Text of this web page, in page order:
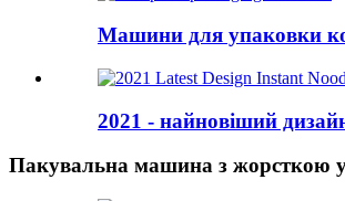
Машини для упаковки
2021 - найновіший
Пакувальна машина з жорсткою